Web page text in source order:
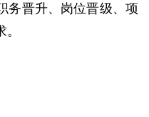
务晋升、岗位晋级、项